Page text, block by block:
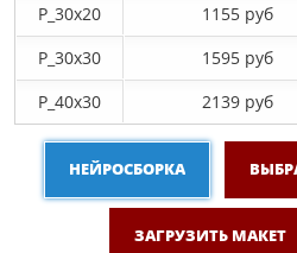
P_30х20
1155 руб
P_30х30
1595 руб
P_40х30
2139 руб
НЕЙРОСБОРКА
ЗАГРУЗИТЬ МАКЕТ